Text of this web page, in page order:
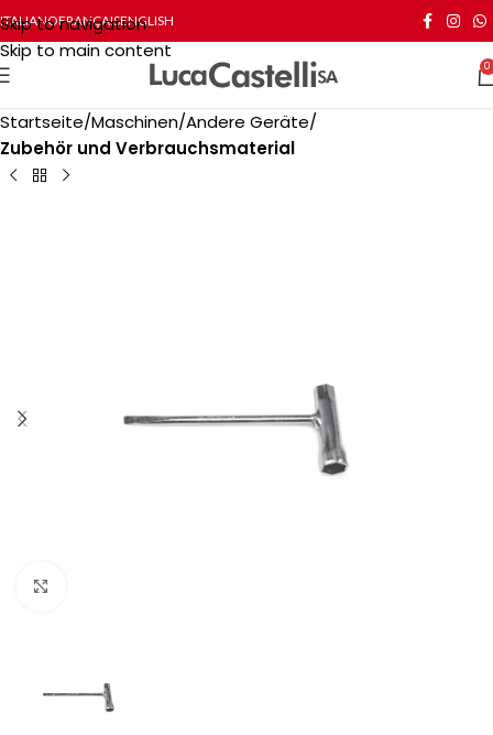
Skip to navigation
Skip to main content
ITALIANOFRANÇAISENGLISH
0
Startseite Maschinen Andere Geräte
Zubehör und Verbrauchsmaterial